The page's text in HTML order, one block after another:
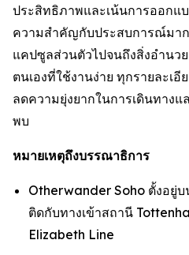
ประสิทธิภาพและเน้นการออกแ
ความสำคัญกับประสบการณ์มา
แคปซูลส่วนตัวไปจนถึงสิ่งอำนว
ตนเองที่ใช้งานง่าย ทุกรายละเ
ลดความยุ่งยากในการเดินทาง
พบ
หมายเหตุถึงบรรณาธิการ
Otherwander Soho ตั้งอยู่
ติดกับทางเข้าสถานี
Elizabeth Line